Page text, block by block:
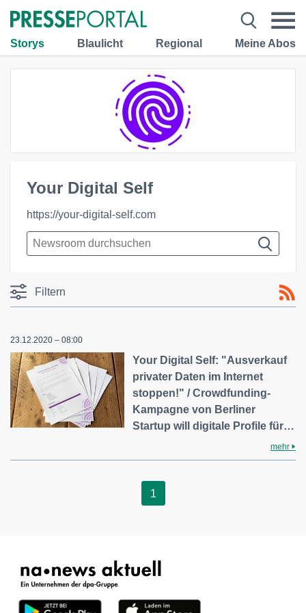
Storys Blaulicht Regional Meine Abos
Your Digital Self
https://your-digital-self.com
Filtern
23.12.2020 – 08:00
Your Digital Self: "Ausverkauf
privater Daten im Internet
stoppen!" / Crowdfunding-
Kampagne von Berliner
Startup will digitale Profile für…
mehr
1